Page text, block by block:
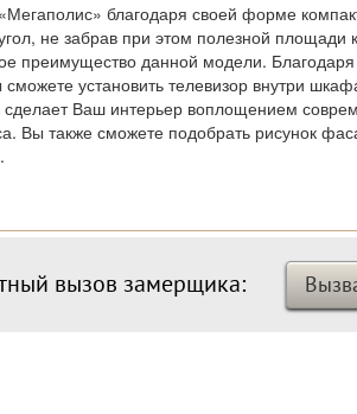
благодаря своей форме
не забрав при этом полезной площади
преимущество данной модели.
установить телевизор внутри
Ваш интерьер воплощением
Вы также сможете подобрать рисунок
вызов замерщика: